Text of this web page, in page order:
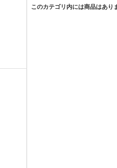
このカテゴリ内には商品はあり